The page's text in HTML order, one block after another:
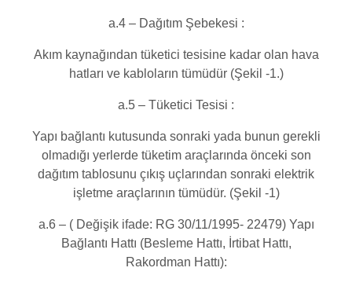
a.4 – Dağıtım Şebekesi :
Akım kaynağından tüketici tesisine kadar olan hava
hatları ve kabloların tümüdür (Şekil -1.)
a.5 – Tüketici Tesisi :
Yapı bağlantı kutusunda sonraki yada bunun gerekli
olmadığı yerlerde tüketim araçlarında önceki son
dağıtım tablosunu çıkış uçlarından sonraki elektrik
işletme araçlarının tümüdür. (Şekil -1)
a.6 – ( Değişik ifade: RG 30/11/1995- 22479) Yapı
Bağlantı Hattı (Besleme Hattı, İrtibat Hattı,
Rakordman Hattı):